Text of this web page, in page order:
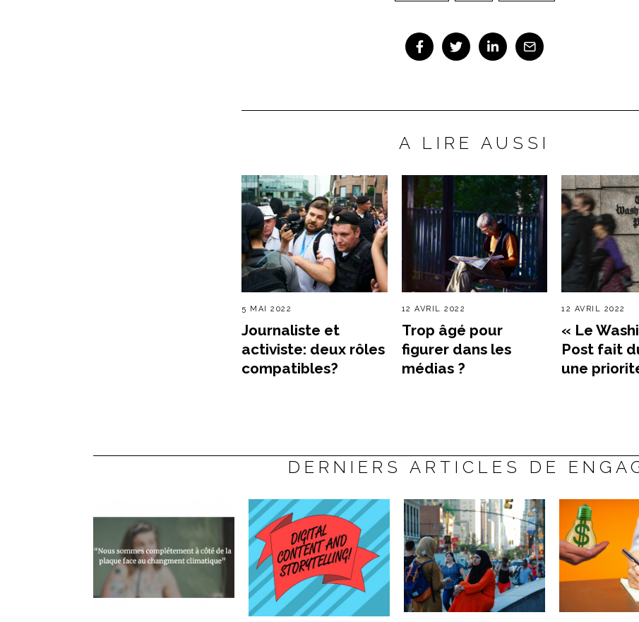
A LIRE AUSSI
5 MAI 2022
Journaliste et
activiste: deux rôles
compatibles?
12 AVRIL 2022
Trop âgé pour
figurer dans les
médias ?
12 AVRIL 2022
« Le
Post fait
une
DERNIERS ARTICLES DE